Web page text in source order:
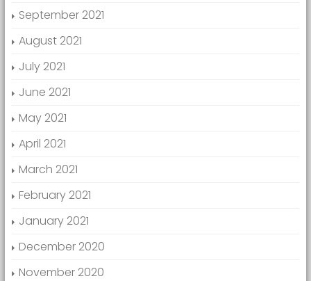
September 2021
August 2021
July 2021
June 2021
May 2021
April 2021
March 2021
February 2021
January 2021
December 2020
November 2020